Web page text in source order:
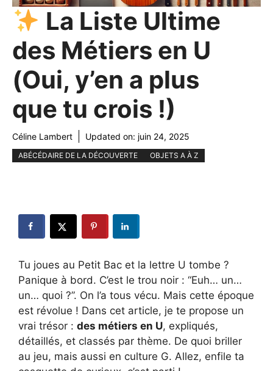
La Liste Ultime
des Métiers en U
(Oui, y’en a plus
que tu crois !)
Céline Lambert Updated on: juin 24, 2025
ABÉCÉDAIRE DE LA DÉCOUVERTE OBJETS A À Z
Tu joues au Petit Bac et la lettre U tombe ?
Panique à bord. C’est le trou noir : “Euh… un…
un… quoi ?”. On l’a tous vécu. Mais cette époque
est révolue ! Dans cet article, je te propose un
vrai trésor : des métiers en U, expliqués,
détaillés, et classés par thème. De quoi briller
au jeu, mais aussi en culture G. Allez, enfile ta